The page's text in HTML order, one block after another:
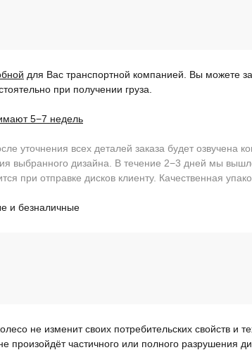
для Вас транспортной компанией. Вы можете
при получении груза.
5−7 недель
уточнения всех деталей заказа будет озвучена
выбранного дизайна. В течение 2−3 дней мы
при отправке дисков клиенту. Качественная
и безналичные
не изменит своих потребительских свойств и
частичного или полного разрушения